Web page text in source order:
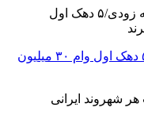
واریز سود سهام عدالت به زودی/۵ دهک اول وام ۳۰ میلیون